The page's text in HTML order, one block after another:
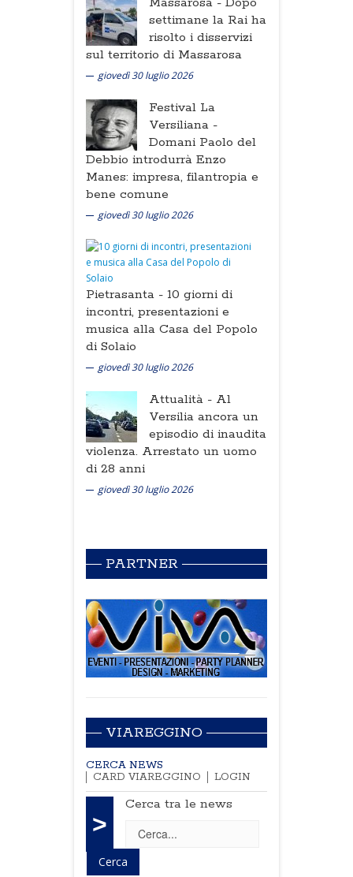
settimane la Rai ha
risolto i disservizi
sul territorio di Massarosa
giovedì 30 luglio 2026
Festival La
Versiliana -
Domani Paolo del
Debbio introdurrà Enzo
Manes: impresa, filantropia e
bene comune
giovedì 30 luglio 2026
Pietrasanta - 10 giorni di
incontri, presentazioni e
musica alla Casa del Popolo
di Solaio
giovedì 30 luglio 2026
Attualità - Al
Versilia ancora un
episodio di inaudita
violenza. Arrestato un uomo
di 28 anni
giovedì 30 luglio 2026
PARTNER
VIAREGGINO
CERCA NEWS
CARD VIAREGGINO
LOGIN
>
Cerca tra le news